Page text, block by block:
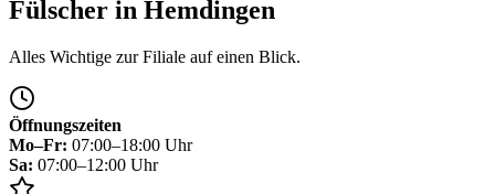
Fülscher in Hemdingen
Alles Wichtige zur Filiale auf einen Blick.
Öffnungszeiten
Mo–Fr: 07:00–18:00 Uhr
Sa: 07:00–12:00 Uhr